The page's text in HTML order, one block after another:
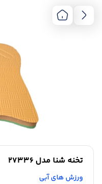
تخنه شنا مدل 27336
ورزش های آبی